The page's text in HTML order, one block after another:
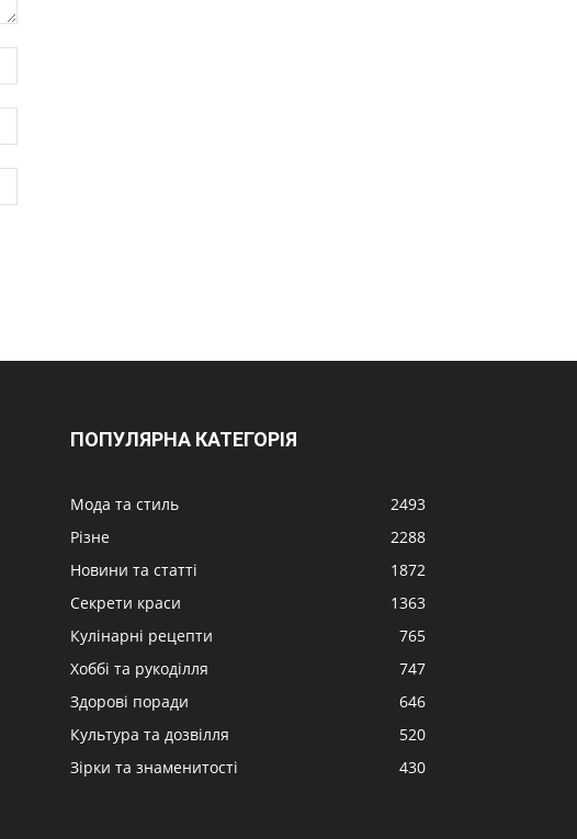
ПОПУЛЯРНА КАТЕГОРІЯ
Мода та стиль
2493
Різне
2288
Новини та статті
1872
Секрети краси
1363
Кулінарні рецепти
765
Хоббі та рукоділля
747
Здорові поради
646
Культура та дозвілля
520
Зірки та знаменитості
430